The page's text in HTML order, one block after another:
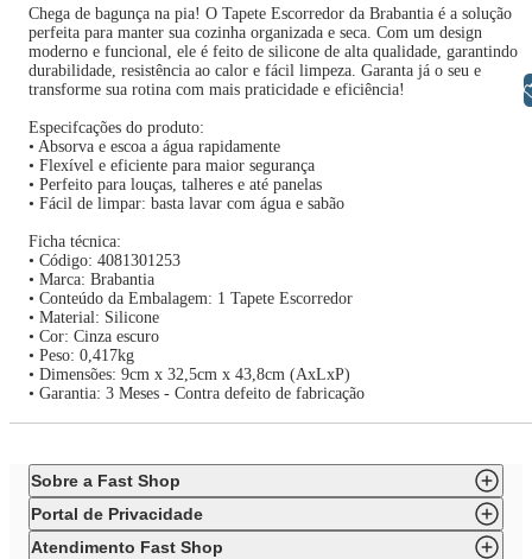
Chega de bagunça na pia! O Tapete Escorredor da Brabantia é a solução
perfeita para manter sua cozinha organizada e seca. Com um design
moderno e funcional, ele é feito de silicone de alta qualidade, garantindo
durabilidade, resistência ao calor e fácil limpeza. Garanta já o seu e
transforme sua rotina com mais praticidade e eficiência!
Especifcações do produto:
• Absorva e escoa a água rapidamente
• Flexível e eficiente para maior segurança
• Perfeito para louças, talheres e até panelas
• Fácil de limpar: basta lavar com água e sabão
Ficha técnica:
• Código: 4081301253
• Marca: Brabantia
• Conteúdo da Embalagem: 1 Tapete Escorredor
• Material: Silicone
• Cor: Cinza escuro
• Peso: 0,417kg
• Dimensões: 9cm x 32,5cm x 43,8cm (AxLxP)
• Garantia: 3 Meses - Contra defeito de fabricação
Sobre a Fast Shop
Portal de Privacidade
Atendimento Fast Shop